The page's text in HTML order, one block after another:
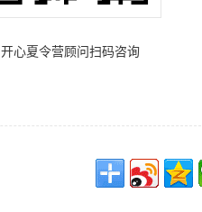
开心夏令营顾问扫码咨询